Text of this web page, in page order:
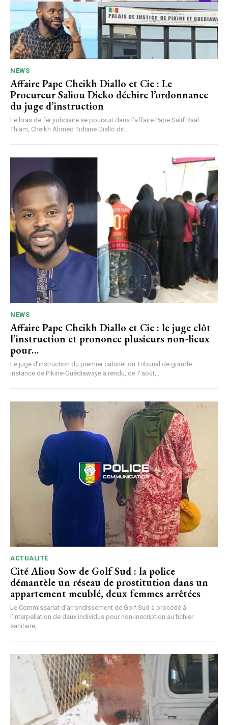
NEWS
Affaire Pape Cheikh Diallo et Cie : Le
Procureur Saliou Dicko déchire l’ordonnance
du juge d’instruction
Le bras de fer judiciaire se poursuit dans l’affaire Pape Salif Raal
Thiam, Cheikh Ahmed Tidiane Diallo dit...
NEWS
Affaire Pape Cheikh Diallo et Cie : le juge clôt
l’instruction et prononce plusieurs non-lieux
pour…
Le juge d’instruction du premier cabinet du Tribunal de grande
instance de Pikine-Guédiawaye a rendu, ce 7 août,...
ACTUALITÉ
Cité Aliou Sow de Golf Sud : la police
démantèle un réseau de prostitution dans un
appartement meublé, deux femmes arrêtées
Le Commissariat d’arrondissement de Golf Sud a procédé à
l’interpellation de deux individus pour non-inscription au fichier
sanitaire,...